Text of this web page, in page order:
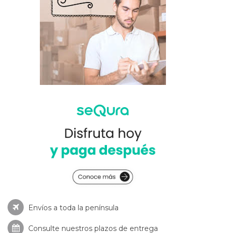
Envíos a toda la península
Consulte nuestros plazos de entrega